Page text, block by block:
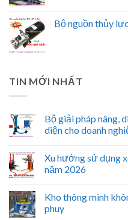
Bộ nguồn thủy
TIN MỚI NHẤT
Bộ giải pháp nâng,
diện cho doanh
Xu hướng sử dụng
năm 2026
Kho thông minh
phuy